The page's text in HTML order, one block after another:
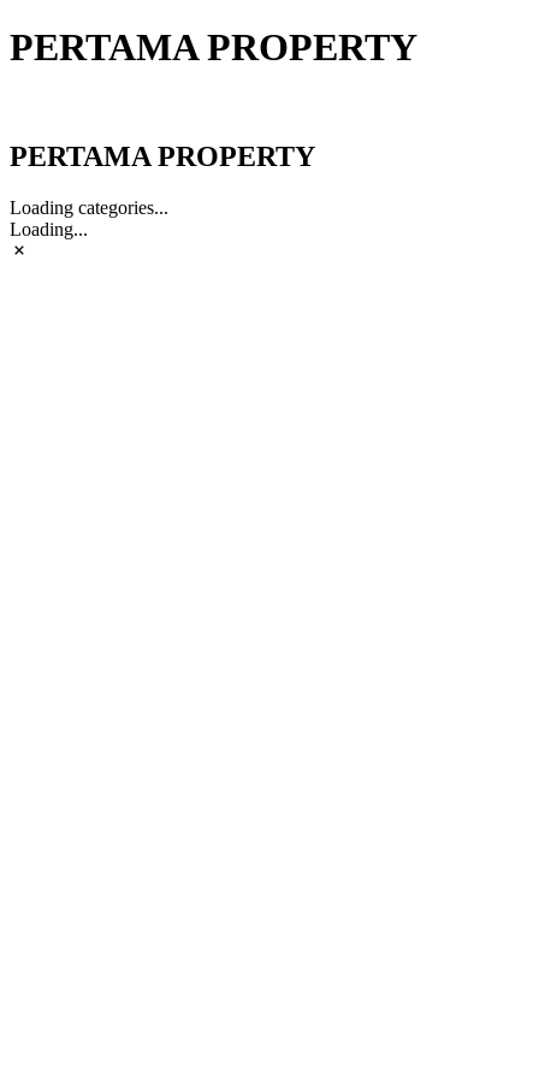
PERTAMA PROPERTY
PERTAMA PROPERTY
Loading categories...
Loading...